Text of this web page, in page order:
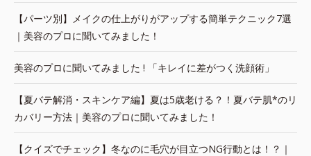
【パーツ別】メイクの仕上がりがアップする簡単テクニック7選
｜美容のプロに聞いてみました！
美容のプロに聞いてみました ! 「キレイに差がつく洗顔術」
【夏バテ解消・スキンケア編】夏は5歳老ける？！夏バテ肌*のリ
カバリー方法｜美容のプロに聞いてみました！
【クイズでチェック】冬なのに毛穴が目立つNG行動とは！？｜